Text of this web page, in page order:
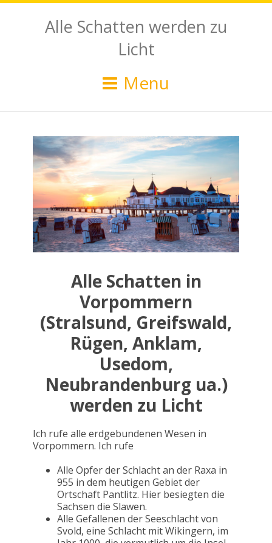
Alle Schatten werden zu
Licht
Menu
Alle Schatten in
Vorpommern
(Stralsund, Greifswald,
Rügen, Anklam,
Usedom,
Neubrandenburg ua.)
werden zu Licht
Ich rufe alle erdgebundenen Wesen in
Vorpommern. Ich rufe
Alle Opfer der Schlacht an der Raxa in
955 in dem heutigen Gebiet der
Ortschaft Pantlitz. Hier besiegten die
Sachsen die Slawen.
Alle Gefallenen der Seeschlacht von
Svold, eine Schlacht mit Wikingern, im